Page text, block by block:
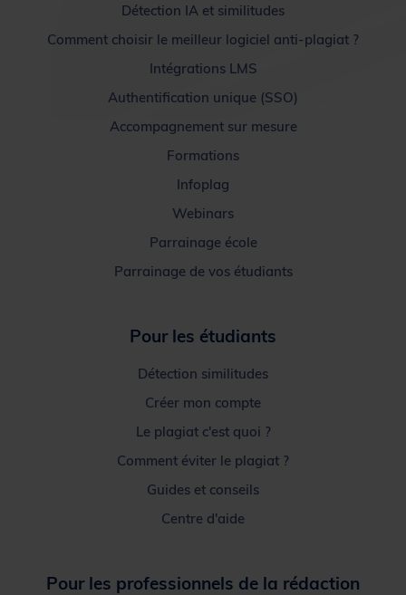
Détection IA et similitudes
Comment choisir le meilleur logiciel anti-plagiat ?
Intégrations LMS
Authentification unique (SSO)
Accompagnement sur mesure
Formations
Infoplag
Webinars
Parrainage école
Parrainage de vos étudiants
Pour les étudiants
Détection similitudes
Créer mon compte
Le plagiat c'est quoi ?
Comment éviter le plagiat ?
Guides et conseils
Centre d'aide
Pour les professionnels de la rédaction